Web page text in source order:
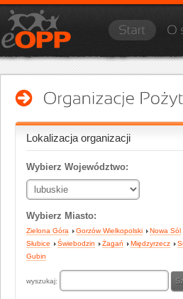
Lokalizacja organizacji
Wybierz Województwo:
Wybierz Miasto:
Zielona Góra Gorzów Wielkopolski Nowa Sól
Słubice
Świebodzin Żagań Międzyrzecz
Gubin
wyszukaj: